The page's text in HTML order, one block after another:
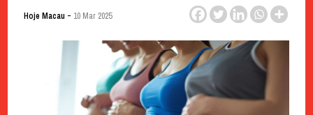
Hoje Macau - 10 Mar 2025